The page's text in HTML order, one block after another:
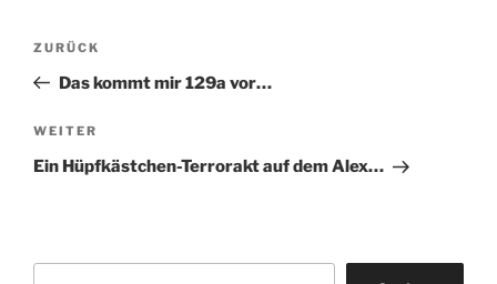
Beitragsnavigation
Vorheriger
Beitrag
ZURÜCK
Das kommt mir 129a vor…
Nächster
Beitrag
WEITER
Ein Hüpfkästchen-Terrorakt auf dem Alex…